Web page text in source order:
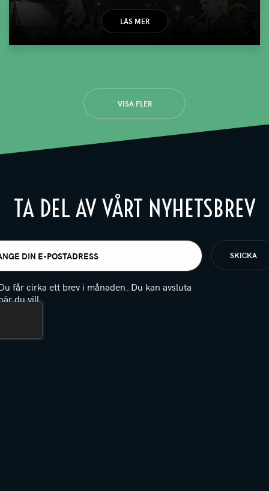
LÄS MER
VISA FLER
TA DEL AV VÅRT NYHETSBREV
får cirka ett brev i månaden. Du kan avsluta
du vill.